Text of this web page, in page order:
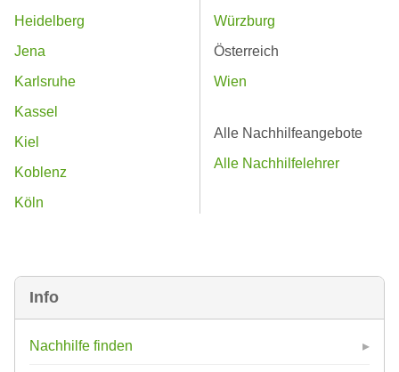
Info
Nachhilfe finden
Heidelberg
Jena
Karlsruhe
Kassel
Kiel
Koblenz
Köln
Würzburg
Österreich
Wien
Alle Nachhilfeangebote
Alle Nachhilfelehrer